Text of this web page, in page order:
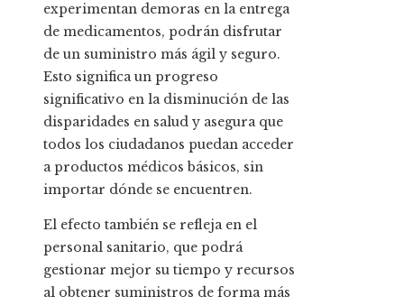
experimentan demoras en la entrega
de medicamentos, podrán disfrutar
de un suministro más ágil y seguro.
Esto significa un progreso
significativo en la disminución de las
disparidades en salud y asegura que
todos los ciudadanos puedan acceder
a productos médicos básicos, sin
importar dónde se encuentren.
El efecto también se refleja en el
personal sanitario, que podrá
gestionar mejor su tiempo y recursos
al obtener suministros de forma más